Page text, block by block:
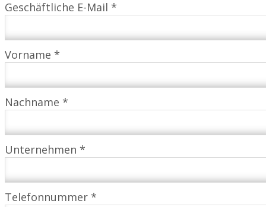
Geschäftliche E-Mail *
Vorname *
Nachname *
Unternehmen *
Telefonnummer *